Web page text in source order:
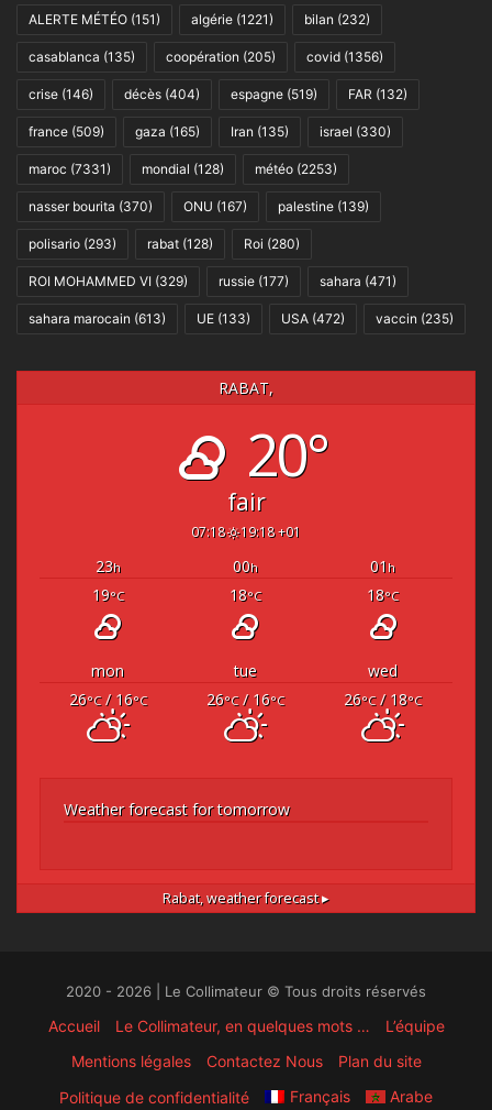
ALERTE MÉTÉO (151) algérie (1221) bilan (232)
casablanca (135) coopération (205) covid (1356)
crise (146) décès (404) espagne (519) FAR (132)
france (509) gaza (165) Iran (135) israel (330)
maroc (7331) mondial (128) météo (2253)
nasser bourita (370) ONU (167) palestine (139)
polisario (293) rabat (128) Roi (280)
ROI MOHAMMED VI (329) russie (177) sahara (471)
sahara marocain (613) UE (133) USA (472) vaccin (235)
RABAT,
20°
fair
07:18 19:18 +01
23h 00h 01 h
19°C 18°C 18°C
mon tue
wed
26°C/ 16°C 26°C/ 16°C 26°C/ 18°C
Weather forecast for tomorrow
Rabat,weather forecast ▸
2020 - 2026 | Le Collimateur © Tous droits réservés
Accueil Le Collimateur, en quelques mots …
L’équipe
Mentions légales
Contactez Nous
Plan du site
Politique de confidentialité
Français Arabe